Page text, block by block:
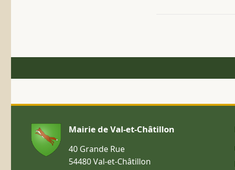
Mairie de Val-et-Châtillon
40 Grande Rue
54480 Val-et-Châtillon